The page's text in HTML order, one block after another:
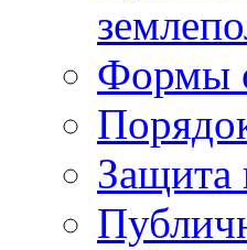
Формы
Защита